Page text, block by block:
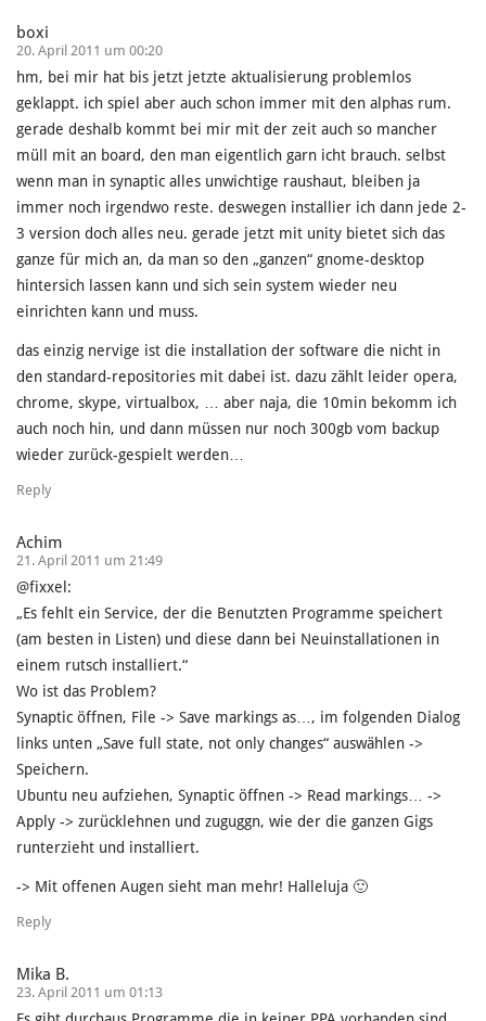
boxi
20. April 2011 um 00:20
hm, bei mir hat bis jetzt jetzte aktualisierung problemlos
geklappt. ich spiel aber auch schon immer mit den alphas rum.
gerade deshalb kommt bei mir mit der zeit auch so mancher
müll mit an board, den man eigentlich garn icht brauch. selbst
wenn man in synaptic alles unwichtige raushaut, bleiben ja
immer noch irgendwo reste. deswegen installier ich dann jede 2-
3 version doch alles neu. gerade jetzt mit unity bietet sich das
ganze für mich an, da man so den „ganzen“ gnome-desktop
hintersich lassen kann und sich sein system wieder neu
einrichten kann und muss.
das einzig nervige ist die installation der software die nicht in
den standard-repositories mit dabei ist. dazu zählt leider opera,
chrome, skype, virtualbox, … aber naja, die 10min bekomm ich
auch noch hin, und dann müssen nur noch 300gb vom backup
wieder zurück-gespielt werden…
Reply
Achim
21. April 2011 um 21:49
@fixxel:
„Es fehlt ein Service, der die Benutzten Programme speichert
(am besten in Listen) und diese dann bei Neuinstallationen in
einem rutsch installiert.“
Wo ist das Problem?
Synaptic öffnen, File -> Save markings as…, im folgenden Dialog
links unten „Save full state, not only changes“ auswählen ->
Speichern.
Ubuntu neu aufziehen, Synaptic öffnen -> Read markings… ->
Apply -> zurücklehnen und zuguggn, wie der die ganzen Gigs
runterzieht und installiert.
-> Mit offenen Augen sieht man mehr! Halleluja 🙂
Reply
Mika B.
23. April 2011 um 01:13